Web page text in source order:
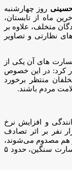
روز چهارشنبه
ماه از تابستان،
متخلف، علاوه بر
نظارتی و تصاویر
های آن یکی از
کرد: در این خصوص
منتظر برخورد
مردم باشند.
و افزایش نرخ
اشاره کرد و گفت: سالانه ۲۰ هزار نفر بر اثر تصادف
از دست داده و ۳۰۰ هزار نفر هم مصدوم می‌شوند،
این درحالی است که عامل اصلی این تلفات و خسارت سنگین، حدود ۵